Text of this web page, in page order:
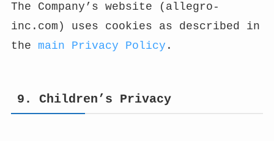
The Company’s website (allegro-
inc.com) uses cookies as described in
the main Privacy Policy .
9. Children’s Privacy